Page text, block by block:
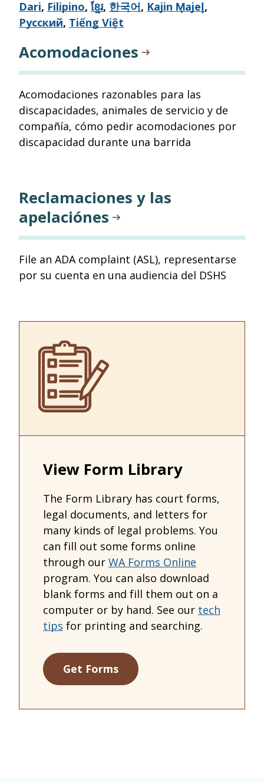
Dari, Filipino, ខ្មែរ, 한국어, Kajin M̧ajeļ,
Русский, Tiếng Việt
Acomodaciones
Acomodaciones razonables para las
discapacidades, animales de servicio y de
compañía, cómo pedir acomodaciones por
discapacidad durante una barrida
Reclamaciones y las
apelaciónes
File an ADA complaint (ASL), representarse
por su cuenta en una audiencia del DSHS
View Form Library
The Form Library has court forms,
legal documents, and letters for
many kinds of legal problems. You
can fill out some forms online
through our WA Forms Online
program. You can also download
blank forms and fill them out on a
computer or by hand. See our tech
tips for printing and searching.
Get Forms